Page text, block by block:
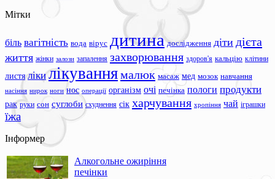
Мітки
біль вагітність вода вірус дитина дослідження діти дієта
життя жінки залози запалення захворювання здоров'я кальцію клітини
листя ліки лікуваннямалюк масаж мед мозок навчання
насіння нирок ноги нос операції організм очі печінка пологи продукти
рак руки сон суглоби схуднення сік харчування хропіння чай іграшки
їжа
Інформер
Алкогольне ожиріння
печінки